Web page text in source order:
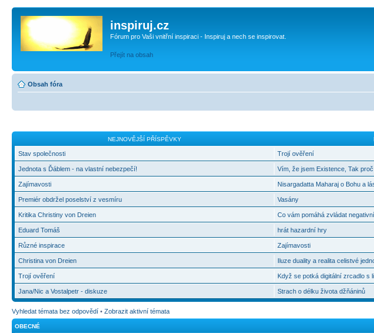
inspiruj.cz
Fórum pro Vaši vnitřní inspiraci - Inspiruj a nech se inspirovat.
Přejít na obsah
Obsah fóra
NEJNOVĚJŠÍ PŘÍSPĚVKY
Stav společnosti
Jednota s Ďáblem - na vlastní nebezpečí!
Zajímavosti
Premiér obdržel poselství z vesmíru
Kritika Christiny von Dreien
Eduard Tomáš
Různé inspirace
Christina von Dreien
Trojí ověření
Jana/Nic a Vostalpetr - diskuze
Trojí ověření
Vím, že jsem Existence, Tak
Nisargadatta Maharaj o Bohu a
Vasány
Co vám pomáhá zvládat
hrát hazardní hry
Zajímavosti
Iluze duality a realita celistvé
Když se potká digitální zrcadlo s
Strach o délku života džňáninů
Vyhledat témata bez odpovědí • Zobrazit aktivní témata
OBECNÉ